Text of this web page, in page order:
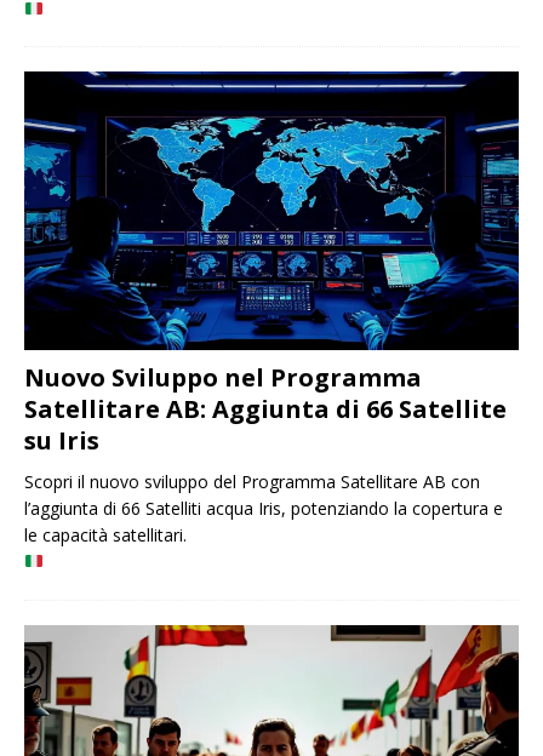
Nuovo Sviluppo nel Programma
Satellitare AB: Aggiunta di 66 Satellite
su Iris
Scopri il nuovo sviluppo del Programma Satellitare AB con
l’aggiunta di 66 Satelliti acqua Iris, potenziando la copertura e
le capacità satellitari.